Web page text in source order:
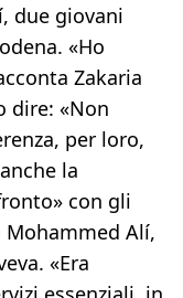
due giovani
«Ho
Zakaria
dire: «Non
per loro,
la
con gli
Alí,
«Era